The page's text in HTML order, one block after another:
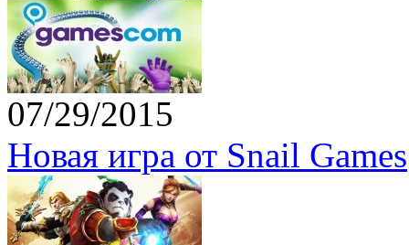
07/29/2015
Новая игра от Snail Games